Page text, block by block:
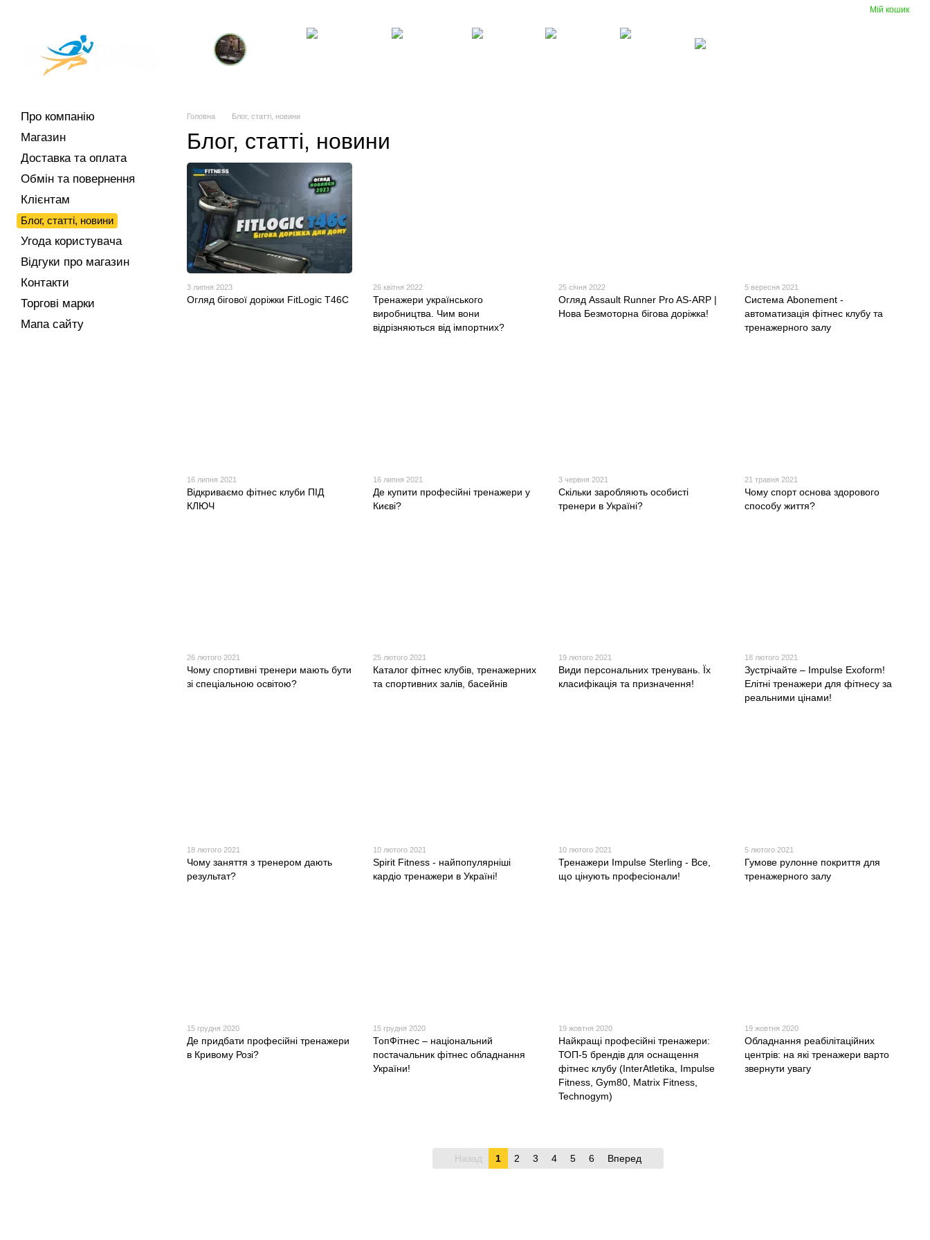
Мій кошик
Головна Блог, статті, новини
Блог, статті, новини
3 липня 2023
Огляд бігової доріжки FitLogic T46C
26 квітня 2022
Тренажери українського
виробництва. Чим вони
відрізняються від імпортних?
25 січня 2022
Огляд Assault Runner Pro AS-ARP |
Нова Безмоторна бігова доріжка!
5 вересня 2021
Система Abonement -
автоматизація фітнес клубу та
тренажерного залу
16 липня 2021
Відкриваємо фітнес клуби ПІД
КЛЮЧ
16 липня 2021
Де купити професійні тренажери у
Києві?
3 червня 2021
Скільки заробляють особисті
тренери в Україні?
21 травня 2021
Чому спорт основа здорового
способу життя?
26 лютого 2021
Чому спортивні тренери мають бути
зі спеціальною освітою?
25 лютого 2021
Каталог фітнес клубів, тренажерних
та спортивних залів, басейнів
19 лютого 2021
Види персональних тренувань. Їх
класифікація та призначення!
18 лютого 2021
Зустрічайте – Impulse Exoform!
Елітні тренажери для фітнесу за
реальними цінами!
18 лютого 2021
Чому заняття з тренером дають
результат?
10 лютого 2021
Spirit Fitness - найпопулярніші
кардіо тренажери в Україні!
10 лютого 2021
Тренажери Impulse Sterling - Все,
що цінують професіонали!
5 лютого 2021
Гумове рулонне покриття для
тренажерного залу
15 грудня 2020
Де придбати професійні тренажери
в Кривому Розі?
15 грудня 2020
ТопФітнес – національний
постачальник фітнес обладнання
України!
19 жовтня 2020
Найкращі професійні тренажери:
ТОП-5 брендів для оснащення
фітнес клубу (InterAtletika, Impulse
Fitness, Gym80, Matrix Fitness,
Technogym)
19 жовтня 2020
Обладнання реабілітаційних
центрів: на які тренажери варто
звернути увагу
Назад 1 2 3 4 5 6 Вперед
Про компанію
Магазин
Доставка та оплата
Обмін та повернення
Клієнтам
Блог, статті, новини
Угода користувача
Відгуки про магазин
Контакти
Торгові марки
Мапа сайту